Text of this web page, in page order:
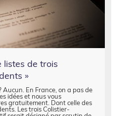
listes de trois
»
En France, on a pas de
idées et nous vous
gratuitement. Dont celle des
Les trois Colistier-